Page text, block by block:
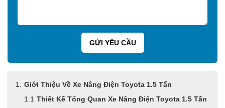
Giới Thiệu Về Xe Nâng Điện Toyota 1.5 Tấn
Thiết Kế Tổng Quan Xe Nâng Điện Toyota 1.5 Tấn